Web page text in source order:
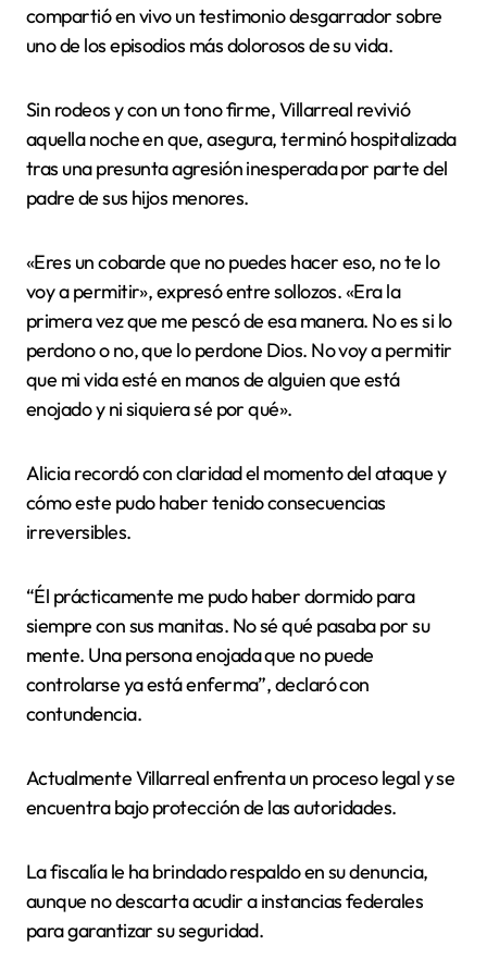
compartió en vivo un testimonio desgarrador sobre
uno de los episodios más dolorosos de su vida.
Sin rodeos y con un tono firme, Villarreal revivió
aquella noche en que, asegura, terminó hospitalizada
tras una presunta agresión inesperada por parte del
padre de sus hijos menores.
«Eres un cobarde que no puedes hacer eso, no te lo
voy a permitir», expresó entre sollozos. «Era la
primera vez que me pescó de esa manera. No es si lo
perdono o no, que lo perdone Dios. No voy a permitir
que mi vida esté en manos de alguien que está
enojado y ni siquiera sé por qué».
Alicia recordó con claridad el momento del ataque y
cómo este pudo haber tenido consecuencias
irreversibles.
“Él prácticamente me pudo haber dormido para
siempre con sus manitas. No sé qué pasaba por su
mente. Una persona enojada que no puede
controlarse ya está enferma”, declaró con
contundencia.
Actualmente Villarreal enfrenta un proceso legal y se
encuentra bajo protección de las autoridades.
La fiscalía le ha brindado respaldo en su denuncia,
aunque no descarta acudir a instancias federales
para garantizar su seguridad.